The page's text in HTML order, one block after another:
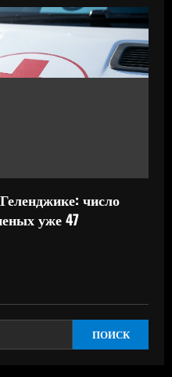
число
уже 47
ПОИСК